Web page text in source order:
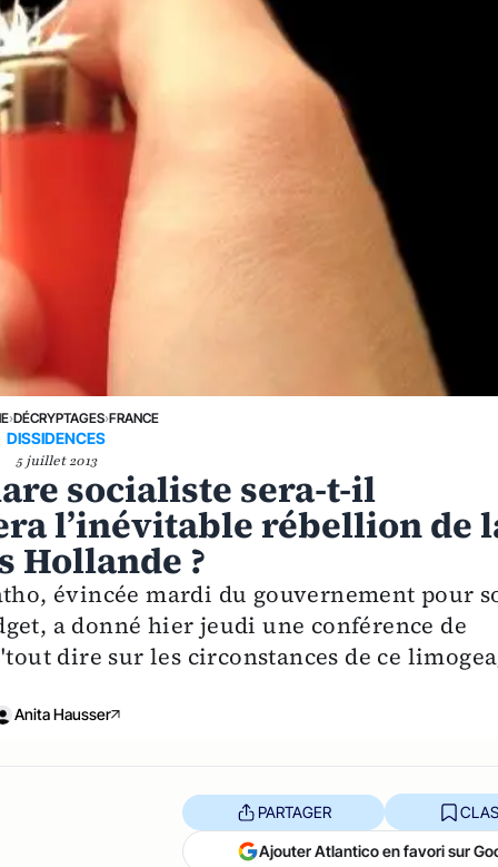
›DÉCRYPTAGES›FRANCE
DISSIDENCES
5 juillet 2013
socialiste sera-t-il
l’inévitable rébellion de
Hollande ?
évincée mardi du gouvernement pour
a donné hier jeudi une conférence de
dire sur les circonstances de ce
Anita Hausser
PARTAGER
Ajouter Atlantico en favori sur